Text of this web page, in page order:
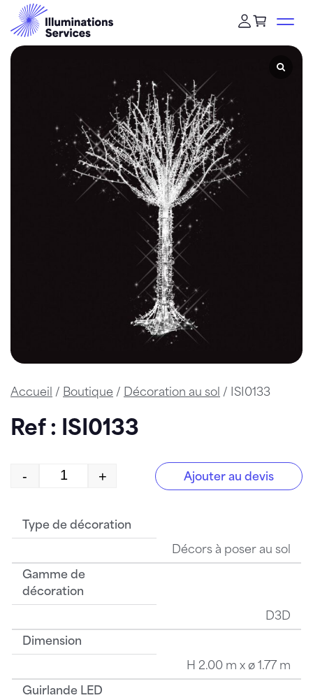
Accueil / Boutique / Décoration au sol / ISI0133
Ref : ISI0133
quantité de ISI0133
- + Ajouter au devis
Type de décoration
Décors à poser au sol
Gamme de
décoration
D3D
Dimension
H 2.00 m x ø 1.77 m
Guirlande LED